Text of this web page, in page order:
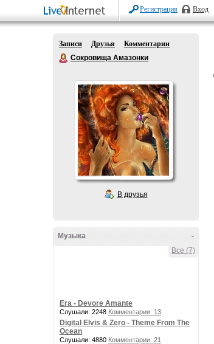
Регистрация Вход
Записи Друзья
Комментарии
Сокровища Амазонки
В друзья
-
Музыка
Все (7)
Era - Devore Amante
Слушали: 2248 Комментарии: 13
Digital Elvis & Zero - Theme From The
Ocean
Слушали: 4880 Комментарии: 21